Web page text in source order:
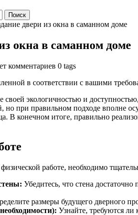
Поиск
двери из окна в саманном доме
окна в саманном доме
комментариев 0 tags
в соответствии с вашими
экологичностью и
но при правильном подходе вполне
В конечном итоге, правильно
работе, необходимо
Убедитесь, что стена
размеры будущего дверного
Узнайте, требуются